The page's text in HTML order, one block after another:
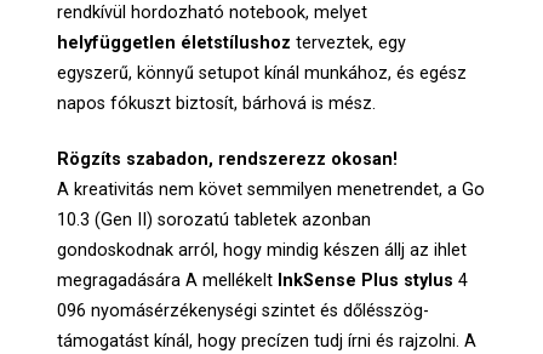
rendkívül hordozható notebook, melyet
helyfüggetlen életstílushoz terveztek, egy
egyszerű, könnyű setupot kínál munkához, és egész
napos fókuszt biztosít, bárhová is mész.
Rögzíts szabadon, rendszerezz okosan!
A kreativitás nem követ semmilyen menetrendet, a Go
10.3 (Gen II) sorozatú tabletek azonban
gondoskodnak arról, hogy mindig készen állj az ihlet
megragadására A mellékelt InkSense Plus stylus 4
096 nyomásérzékenységi szintet és dőlésszög-
támogatást kínál, hogy precízen tudj írni és rajzolni. A